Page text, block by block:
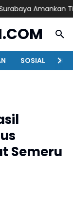
Amankan Tiga
SOSIAL
Semeru